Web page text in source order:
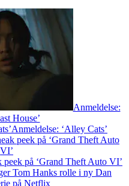
Anmeldelse:
House’
Anmeldelse: ‘Alley Cats’
på ‘Grand Theft Auto VI’